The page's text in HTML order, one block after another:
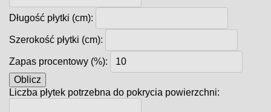
Długość płytki (cm):
Szerokość płytki (cm):
Zapas procentowy (%):
Oblicz
Liczba płytek potrzebna do pokrycia powierzchni: